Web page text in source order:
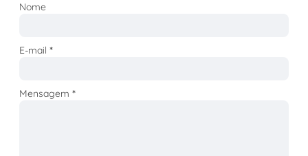
Nome
E-mail*
Mensagem*